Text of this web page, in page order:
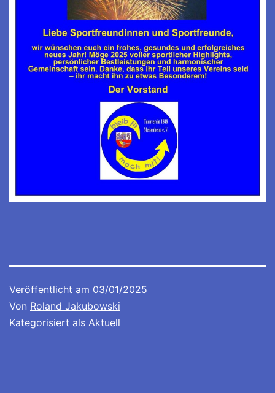
Veröffentlicht am 03/01/2025
Von Roland Jakubowski
Kategorisiert als Aktuell